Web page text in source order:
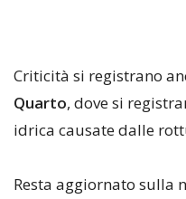
Criticità si registrano
Quarto, dove si
idrica causate dalle
Resta aggiornato sulla